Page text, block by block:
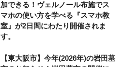
加できる！ヴェルノール布施でス
マホの使い方を学べる『スマホ教
室』が2日間にわたり開催されま
す。
【東大阪市】今年(2026年)の岩田墓